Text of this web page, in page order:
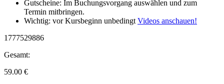
Gutscheine: Im Buchungsvorgang auswählen und zum
Termin mitbringen.
Wichtig: vor Kursbeginn unbedingtVideos anschauen!
1777529886
Gesamt:
59.00 €